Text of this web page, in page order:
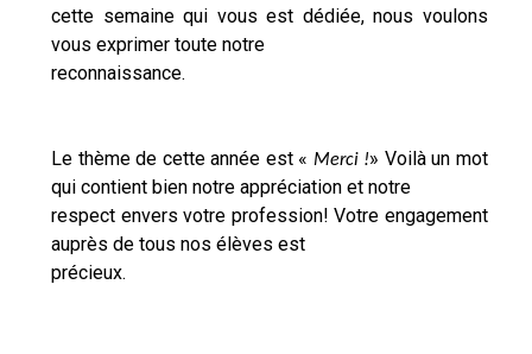
cette semaine qui vous est dédiée, nous voulons
vous exprimer toute notre
reconnaissance.
Le thème de cette année est « Merci !» Voilà un mot
qui contient bien notre appréciation et notre
respect envers votre profession! Votre engagement
auprès de tous nos élèves est
précieux.